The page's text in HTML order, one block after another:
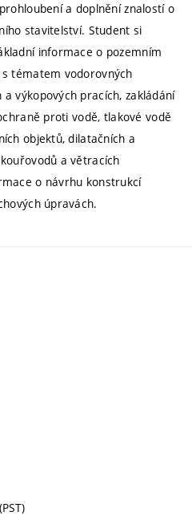
a doplnění znalostí o
stavitelství. Student si
informace o pozemním
tématem vodorovných
výkopových pracích, zakládání
proti vodě, tlakové vodě
objektů, dilatačních a
a větracích
o návrhu konstrukcí
úpravách.